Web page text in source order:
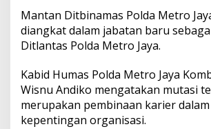
Mantan Ditbinamas Polda Metro
diangkat dalam jabatan baru
Ditlantas Polda Metro Jaya.
Kabid Humas Polda Metro Jaya
Wisnu Andiko mengatakan mutasi
merupakan pembinaan karier
kepentingan organisasi.